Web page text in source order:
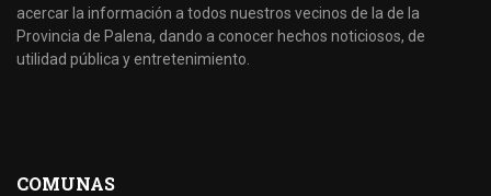
acercar la información a todos nuestros vecinos de la de la
Provincia de Palena, dando a conocer hechos noticiosos, de
utilidad pública y entretenimiento.
COMUNAS